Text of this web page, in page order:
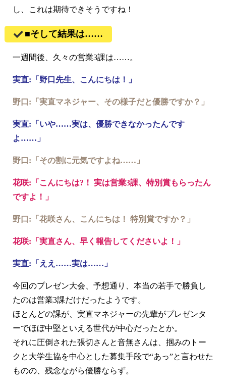
し、これは期待できそうですね！
■そして結果は……
一週間後、久々の営業3課は……。
実直:「野口先生、こんにちは！」
野口:「実直マネジャー、その様子だと優勝ですか？」
実直:「いや……実は、優勝できなかったんです
よ……」
野口:「その割に元気ですよね……」
花咲:「こんにちは?！ 実は営業3課、特別賞もらったん
ですよ！」
野口:「花咲さん、こんにちは！ 特別賞ですか？」
花咲:「実直さん、早く報告してくださいよ！」
実直:「ええ……実は……」
今回のプレゼン大会、予想通り、本当の若手で勝負し
たのは営業3課だけだったようです。
ほとんどの課が、実直マネジャーの先輩がプレゼンタ
ーでほぼ中堅といえる世代が中心だったとか。
それに圧倒された張切さんと音無さんは、掴みのトー
クと大学生協を中心とした募集手段で“あっ”と言わせた
ものの、残念ながら優勝ならず。